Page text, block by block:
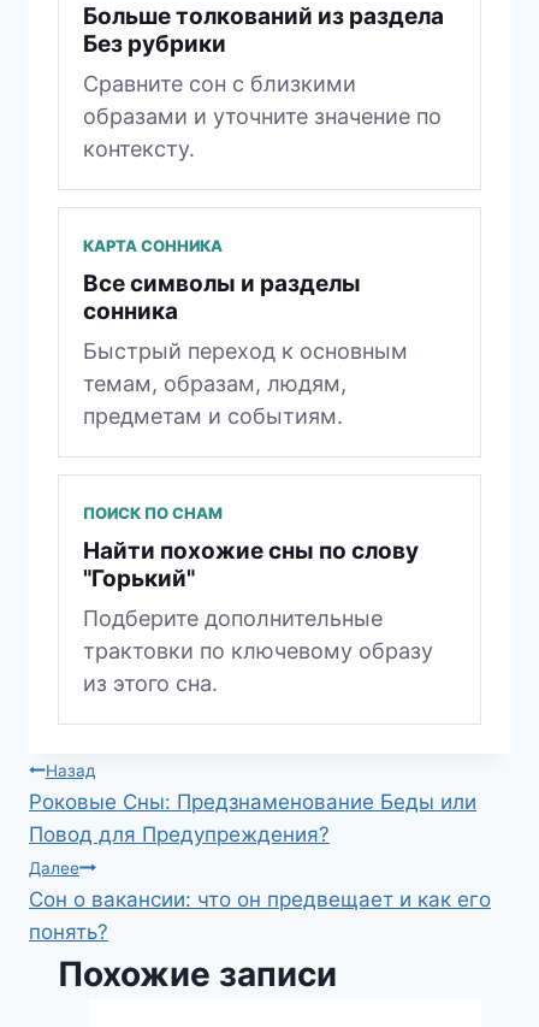
Больше толкований из раздела
Без рубрики
Сравните сон с близкими
образами и уточните значение по
контексту.
КАРТА СОННИКА
Все символы и разделы
сонника
Быстрый переход к основным
темам, образам, людям,
предметам и событиям.
ПОИСК ПО СНАМ
Найти похожие сны по слову
"Горький"
Подберите дополнительные
трактовки по ключевому образу
из этого сна.
Навигация
по
записям
Назад
Роковые Сны: Предзнаменование Беды или
Повод для Предупреждения?
Далее
Сон о вакансии: что он предвещает и как его
понять?
Похожие записи